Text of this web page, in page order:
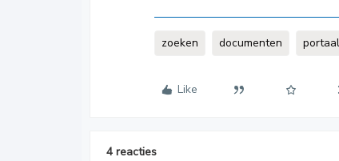
zoeken documenten portaal
Like
4 reacties